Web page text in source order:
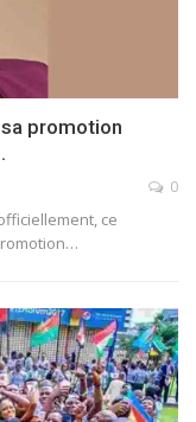
promotion
0
ce
…